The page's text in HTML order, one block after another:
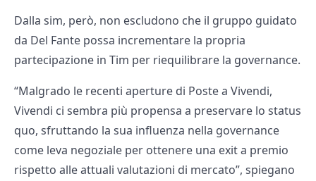
Dalla sim, però, non escludono che il gruppo guidato
da Del Fante possa incrementare la propria
partecipazione in Tim per riequilibrare la governance.
“Malgrado le recenti aperture di Poste a Vivendi,
Vivendi ci sembra più propensa a preservare lo status
quo, sfruttando la sua influenza nella governance
come leva negoziale per ottenere una exit a premio
rispetto alle attuali valutazioni di mercato”, spiegano